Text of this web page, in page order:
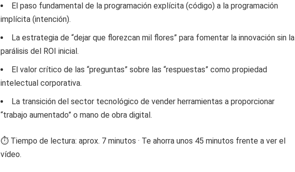
El paso fundamental de la programación explícita (código) a la programación
implícita (intención).
La estrategia de “dejar que florezcan mil flores” para fomentar la innovación sin la
parálisis del ROI inicial.
El valor crítico de las “preguntas” sobre las “respuestas” como propiedad
intelectual corporativa.
La transición del sector tecnológico de vender herramientas a proporcionar
“trabajo aumentado” o mano de obra digital.
⏱️ Tiempo de lectura: aprox. 7 minutos · Te ahorra unos 45 minutos frente a ver el
vídeo.